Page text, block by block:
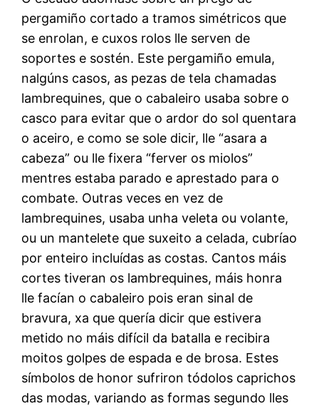
pergamiño cortado a tramos simétricos que
se enrolan, e cuxos rolos lle serven de
soportes e sostén. Este pergamiño emula,
nalgúns casos, as pezas de tela chamadas
lambrequines, que o cabaleiro usaba sobre o
casco para evitar que o ardor do sol quentara
o aceiro, e como se sole dicir, lle “asara a
cabeza” ou lle fixera “ferver os miolos”
mentres estaba parado e aprestado para o
combate. Outras veces en vez de
lambrequines, usaba unha veleta ou volante,
ou un mantelete que suxeito a celada, cubríao
por enteiro incluídas as costas. Cantos máis
cortes tiveran os lambrequines, máis honra
lle facían o cabaleiro pois eran sinal de
bravura, xa que quería dicir que estivera
metido no máis difícil da batalla e recibira
moitos golpes de espada e de brosa. Estes
símbolos de honor sufriron tódolos caprichos
das modas, variando as formas segundo lles